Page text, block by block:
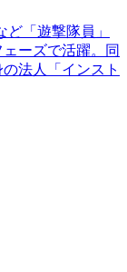
ど「遊撃隊員」
ーズで活躍。同
法人「インスト